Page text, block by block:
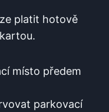
platit hotově
místo​ předem
parkovací